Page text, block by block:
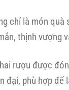
chỉ là món quà
thịnh vượng
rượu được
đại, phù hợp để